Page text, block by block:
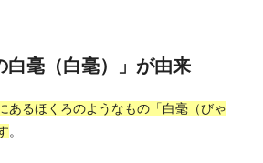
白毫（白毫）」が由来
あるほくろのようなもの「白毫（びゃ
。